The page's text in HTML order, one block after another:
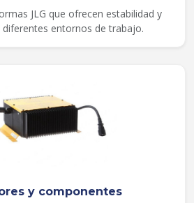
JLG que ofrecen estabilidad y
entornos de trabajo.
y componentes